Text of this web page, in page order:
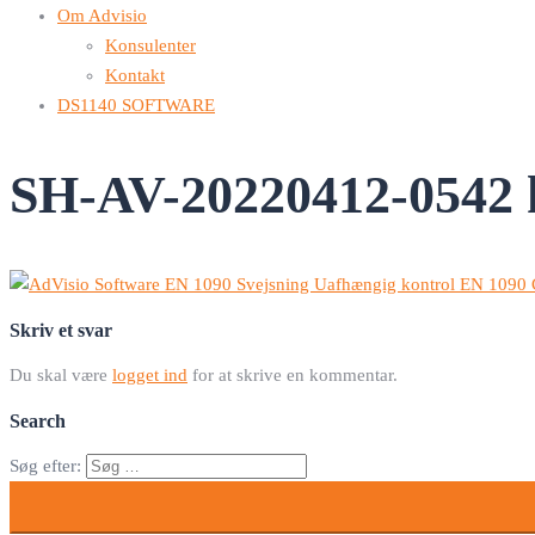
Om Advisio
Konsulenter
Kontakt
DS1140 SOFTWARE
SH-AV-20220412-0542
Skriv et svar
Du skal være logget ind for at skrive en kommentar.
Search
Søg efter: